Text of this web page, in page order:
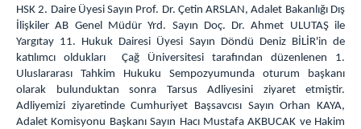
Ceza İnfaz Kurumlarımız
Basın Suçları Bürosu
C. BAŞSAVCILIĞI
Cumhuriyet Başsavcısı
Cumhuriyet Başsavcı Vekilleri
HSK 2. Daire Üyesi Sayın Prof. Dr. Çetin ARSLAN, Adalet Bakanlığı Dış
İlişkiler AB Genel Müdür Yrd. Sayın Doç. Dr. Ahmet ULUTAŞ ile
Yargıtay 11. Hukuk Dairesi Üyesi Sayın Döndü Deniz BİLİR'in de
katılımcı oldukları Çağ Üniversitesi tarafından düzenlenen 1.
Uluslararası Tahkim Hukuku Sempozyumunda oturum başkanı
olarak bulunduktan sonra Tarsus Adliyesini ziyaret etmiştir.
Adliyemizi ziyaretinde Cumhuriyet Başsavcısı Sayın Orhan KAYA,
Adalet Komisyonu Başkanı Sayın Hacı Mustafa AKBUCAK ve Hakim